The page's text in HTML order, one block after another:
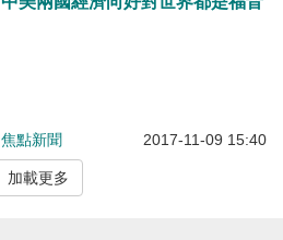
焦點新聞 2017-11-09 15:40
加載更多